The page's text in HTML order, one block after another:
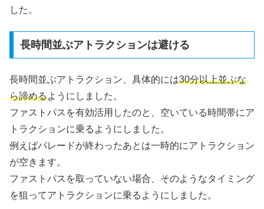
した。
長時間並ぶアトラクションは避ける
長時間並ぶアトラクション、具体的には30分以上並ぶな
ら諦めるようにしました。
ファストパスを有効活用したのと、空いている時間帯にア
トラクションに乗るようにしました。
例えばパレードが終わったあとは一時的にアトラクション
が空きます。
ファストパスを取っていない場合、そのようなタイミング
を狙ってアトラクションに乗るようにしました。